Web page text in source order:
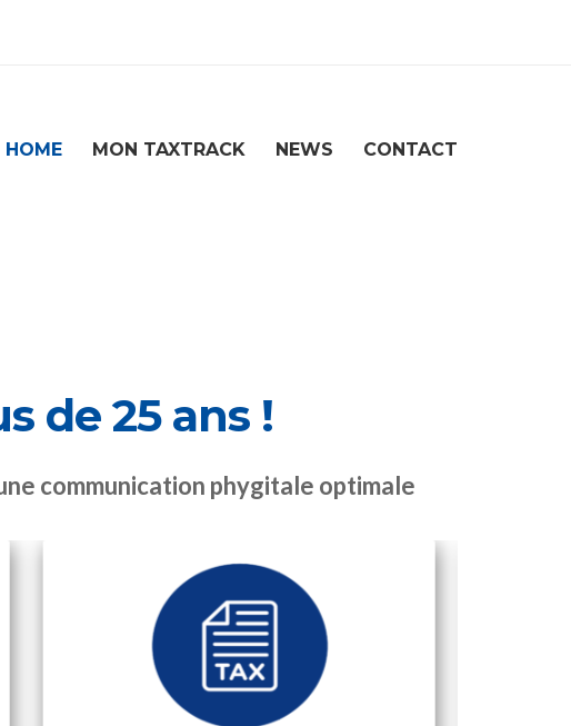
HOME MON TAXTRACK NEWS CONTACT
de 25 ans !
communication phygitale optimale